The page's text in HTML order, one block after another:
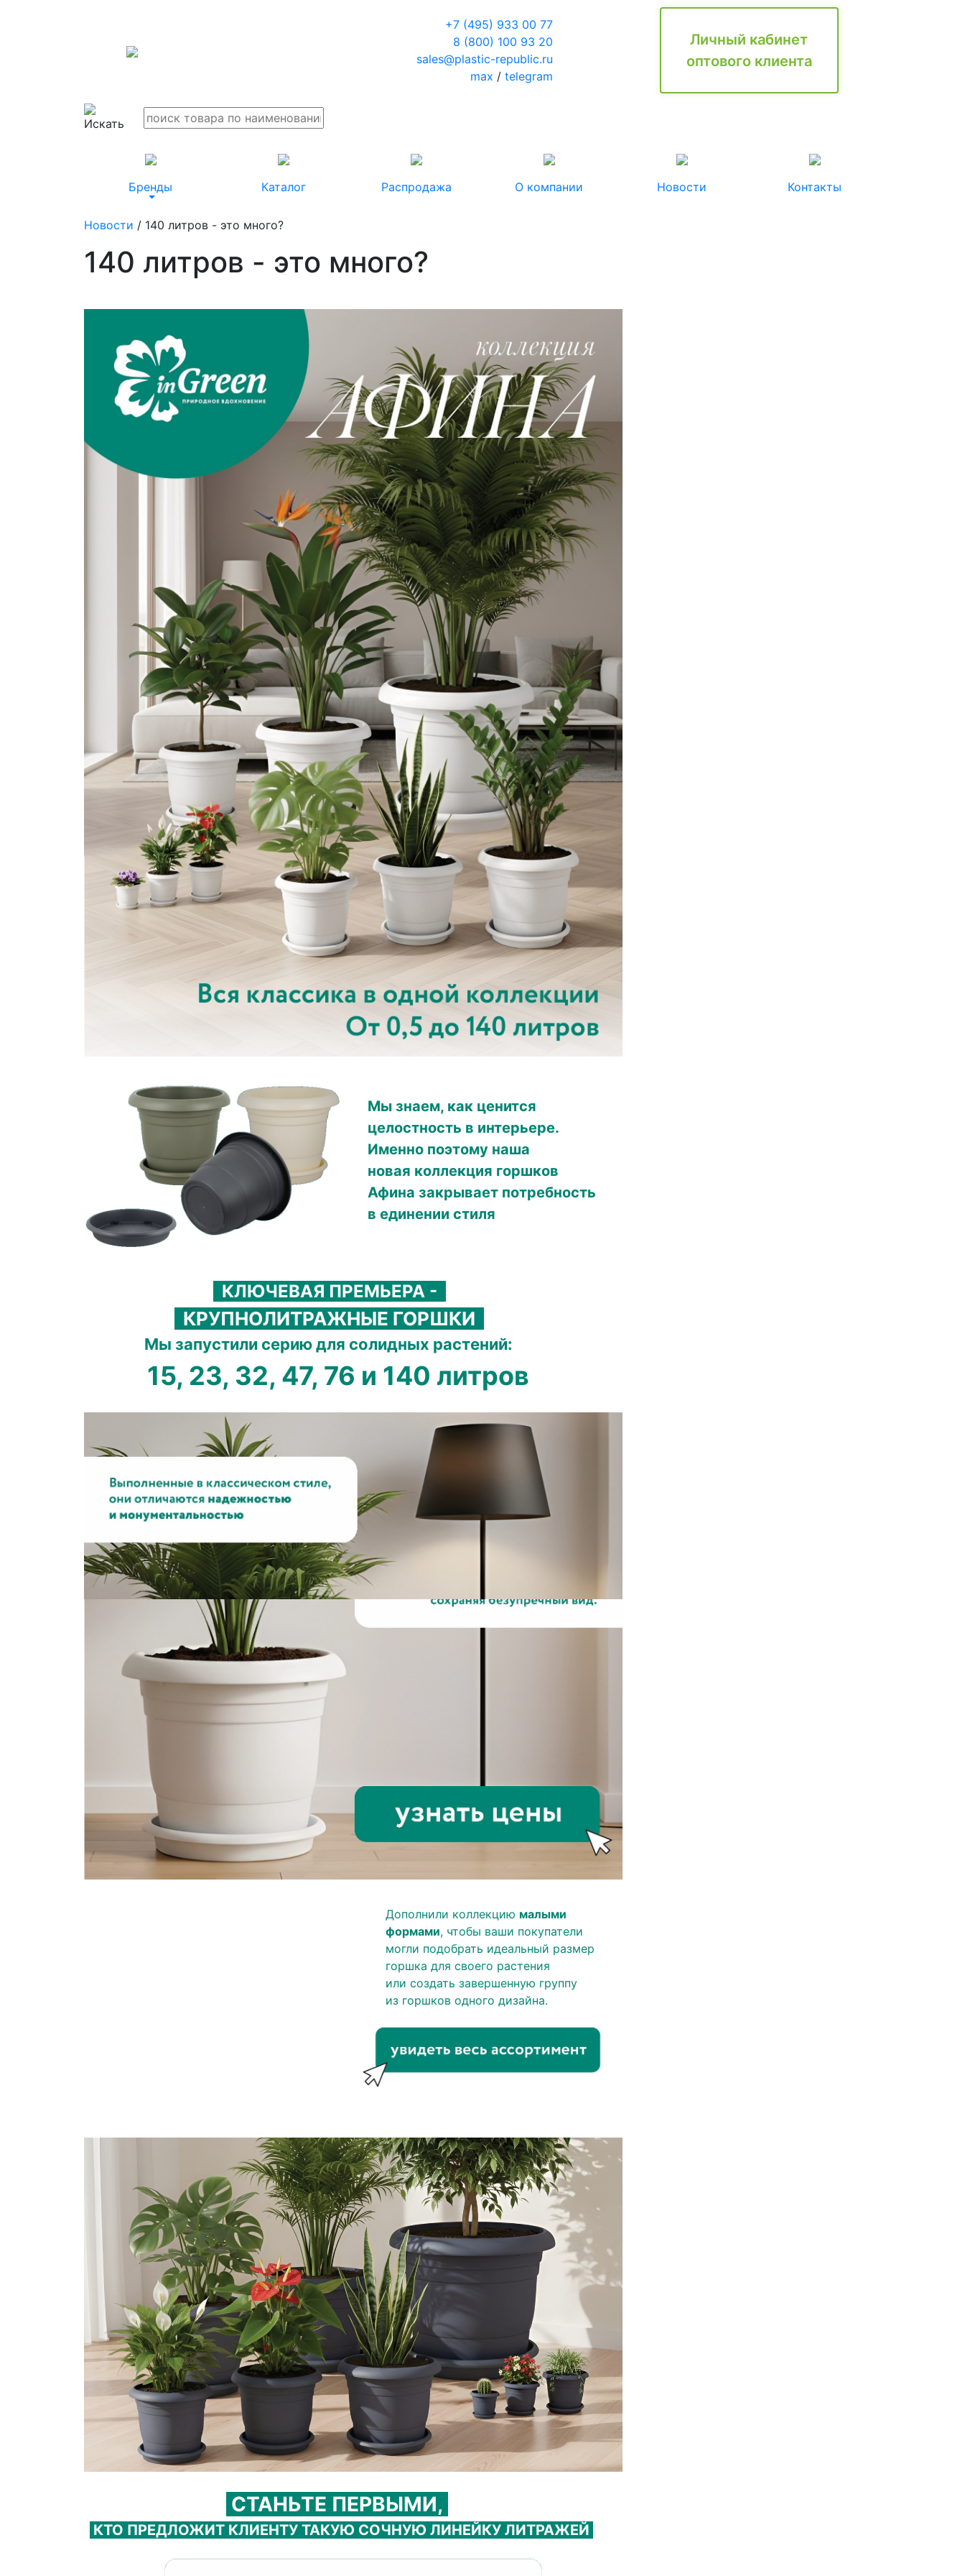
+7 (495) 933 00 77
8 (800) 100 93 20
sales@plastic-republic.ru
max / telegram
Личный кабинет
оптового клиента
Бренды Каталог Распродажа О компании Новости Контакты
Новости / 140 литров - это много?
140 литров - это много?
Мы знаем, как ценится
целостность в интерьере.
Именно поэтому наша
новая коллекция горшков
Афина закрывает потребность
в единении стиля
КЛЮЧЕВАЯ ПРЕМЬЕРА -
КРУПНОЛИТРАЖНЫЕ ГОРШКИ
Мы запустили серию для солидных растений:
15, 23, 32, 47, 76 и 140 литров
Дополнили коллекцию малыми
формами, чтобы ваши покупатели
могли подобрать идеальный размер
горшка для своего растения
или создать завершенную группу
из горшков одного дизайна.
СТАНЬТЕ ПЕРВЫМИ,
КТО ПРЕДЛОЖИТ КЛИЕНТУ ТАКУЮ СОЧНУЮ ЛИНЕЙКУ ЛИТРАЖЕЙ